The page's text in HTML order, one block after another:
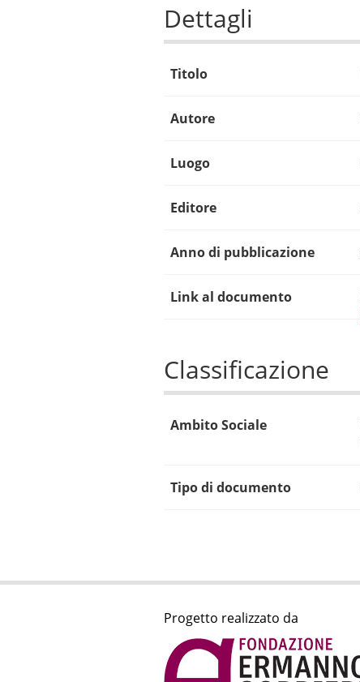
Dettagli
Titolo
Autore
Luogo
Editore
Anno di pubblicazione
Link al documento
Classificazione
Ambito Sociale
Tipo di documento
Progetto realizzato da